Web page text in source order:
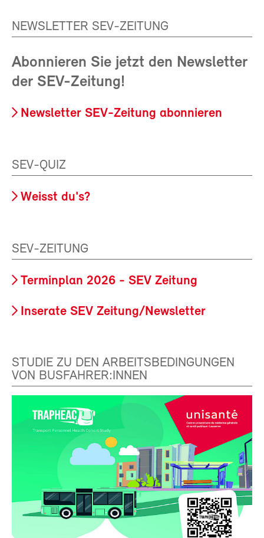
NEWSLETTER SEV-ZEITUNG
Abonnieren Sie jetzt den Newsletter
der SEV-Zeitung!
Newsletter SEV-Zeitung abonnieren
SEV-QUIZ
Weisst du's?
SEV-ZEITUNG
Terminplan 2026 - SEV Zeitung
Inserate SEV Zeitung/Newsletter
STUDIE ZU DEN ARBEITSBEDINGUNGEN
VON BUSFAHRER:INNEN